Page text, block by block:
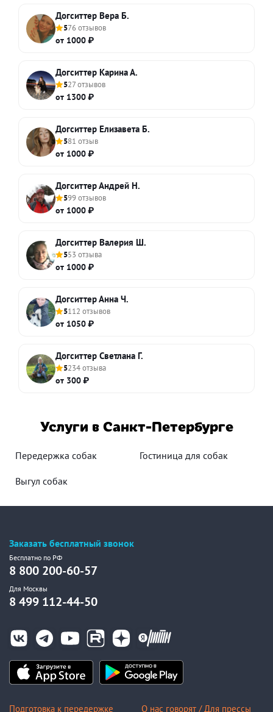
Догситтер Вера Б.
576 отзывов
от 1000 ₽
Догситтер Карина А.
527 отзывов
от 1300 ₽
Догситтер Елизавета Б.
581 отзыв
от 1000 ₽
Догситтер Андрей Н.
599 отзывов
от 1000 ₽
Догситтер Валерия Ш.
553 отзыва
от 1000 ₽
Догситтер Анна Ч.
5112 отзывов
от 1050 ₽
Догситтер Светлана Г.
5234 отзыва
от 300 ₽
Услуги в Санкт-Петербурге
Передержка собак Гостиница для собак
Выгул собак
Заказать бесплатный звонок
Бесплатно по РФ
8 800 200-60-57
Для Москвы
8 499 112-44-50
Подготовка к передержке О нас говорят / Для прессы